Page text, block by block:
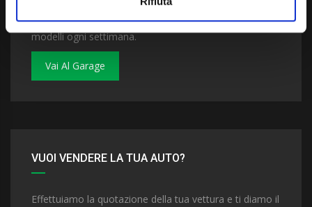
Dai un'occhiata al nostro garage. Troverai nuovi
modelli ogni settimana.
Vai Al Garage
VUOI VENDERE LA TUA AUTO?
Effettuiamo la quotazione della tua vettura e ti diamo il